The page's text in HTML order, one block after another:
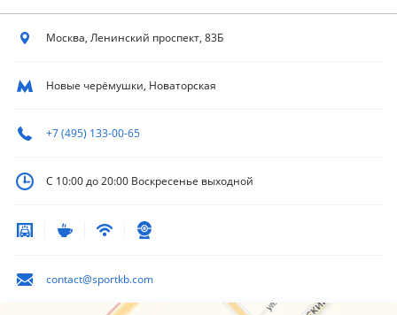
Москва, Ленинский проспект, 83Б
Новые черёмушки, Новаторская
+7 (495) 133-00-65
С 10:00 до 20:00 Воскресенье выходной
contact@sportkb.com